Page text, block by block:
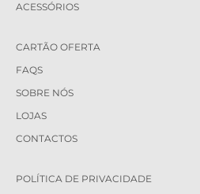
ACESSÓRIOS
CARTÃO OFERTA
FAQS
SOBRE NÓS
LOJAS
CONTACTOS
POLÍTICA DE PRIVACIDADE